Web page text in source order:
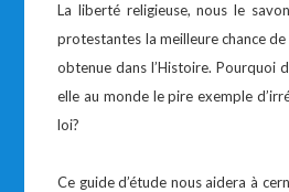
La liberté religieuse, nous le
protestantes la meilleure chance
obtenue dans l’Histoire. Pourquoi
elle au monde le pire exemple
loi?
Ce guide d’étude nous aidera à